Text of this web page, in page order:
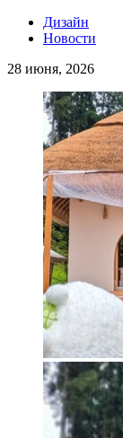
Дизайн
Новости
28 июня, 2026